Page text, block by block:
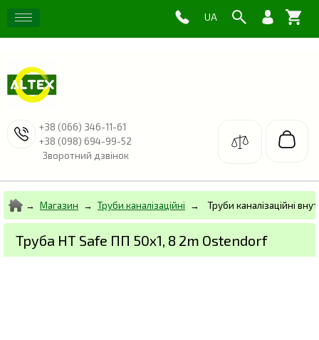
+38 (066) 346-11-61
+38 (098) 694-99-52
Зворотний дзвінок
Магазин Труби каналізаційні Труби каналізаційні
Труба HT Safe ПП 50х1, 8 2m Ostendorf